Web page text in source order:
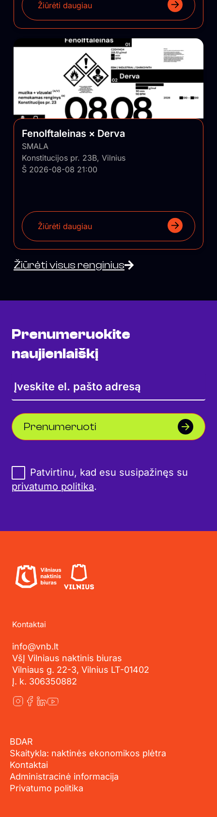
Žiūrėti daugiau
Fenolftaleinas × Derva
SMALA
Konstitucijos pr. 23B, Vilnius
Š 2026-08-08 21:00
Žiūrėti daugiau
Žiūrėti visus renginius
Prenumeruokite
naujienlaiškį
Prenumeruoti
Patvirtinu, kad esu susipažinęs su
privatumo politika.
Kontaktai
info@vnb.lt
VšĮ Vilniaus naktinis biuras
Vilniaus g. 22-3, Vilnius LT-01402
Į. k. 306350882
BDAR
Skaitykla: naktinės ekonomikos plėtra
Kontaktai
Administracinė informacija
Privatumo politika